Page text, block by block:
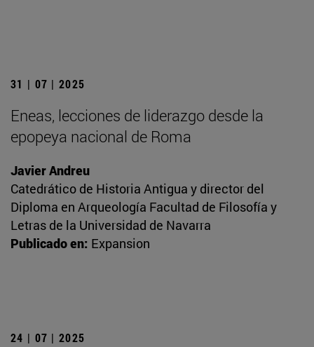
31 | 07 | 2025
Eneas, lecciones de liderazgo desde la
epopeya nacional de Roma
Javier Andreu
Catedrático de Historia Antigua y director del
Diploma en Arqueología Facultad de Filosofía y
Letras de la Universidad de Navarra
Publicado en: Expansion
24 | 07 | 2025